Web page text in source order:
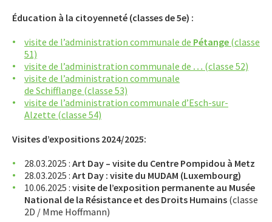
Éducation à la citoyenneté (classes de 5e) :
visite de l’administration communale de Pétange (classe
51)
visite de l’administration communale de … (classe 52)
visite de l’administration communale
de Schifflange (classe 53)
visite de l’administration communale d’Esch-sur-
Alzette (classe 54)
Visites d’expositions 2024/2025:
28.03.2025 : Art Day – visite du Centre Pompidou à Metz
28.03.2025 : Art Day : visite du MUDAM (Luxembourg)
10.06.2025 : visite de l’exposition permanente au Musée
National de la Résistance et des Droits Humains (classe
2D / Mme Hoffmann)